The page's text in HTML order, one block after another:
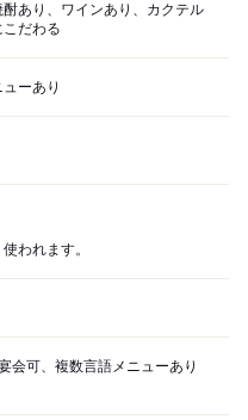
酎あり、ワインあり、カクテル
だわる
ーあり
われます。
会可、複数言語メニューあり